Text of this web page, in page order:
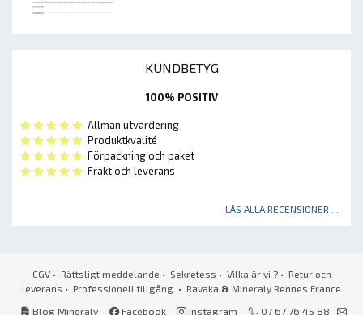
KUNDBETYG
100% POSITIV
Allmän utvärdering
Produktkvalité
Förpackning och paket
Frakt och leverans
LÄS ALLA RECENSIONER ...
CGV• Rättsligt meddelande • Sekretess • Vilka är vi ?• Retur och
leverans • Professionell tillgång • Ravaka & Mineraly Rennes France
Blog Mineraly
Facebook Instagram 07 67 76 45 88